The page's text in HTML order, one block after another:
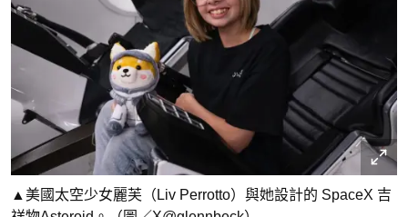
▲美國太空少女麗芙（Liv Perrotto）與她設計的 SpaceX 吉